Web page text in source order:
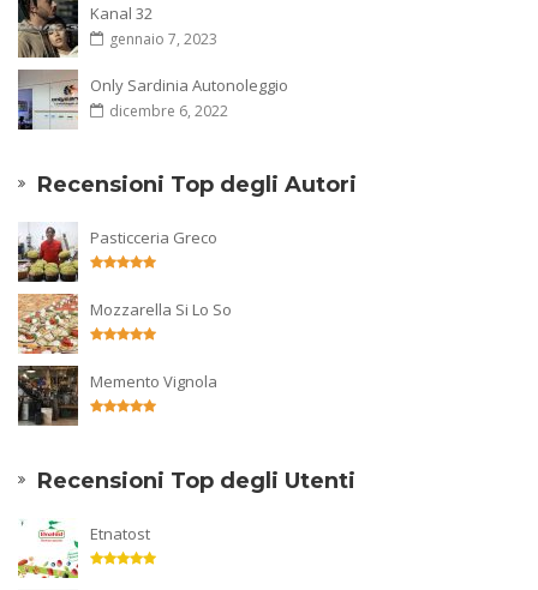
Kanal 32
gennaio 7, 2023
Only Sardinia Autonoleggio
dicembre 6, 2022
Recensioni Top degli Autori
Pasticceria Greco
Mozzarella Si Lo So
Memento Vignola
Recensioni Top degli Utenti
Etnatost